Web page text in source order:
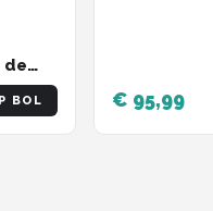
de
|
BOL € 95,99